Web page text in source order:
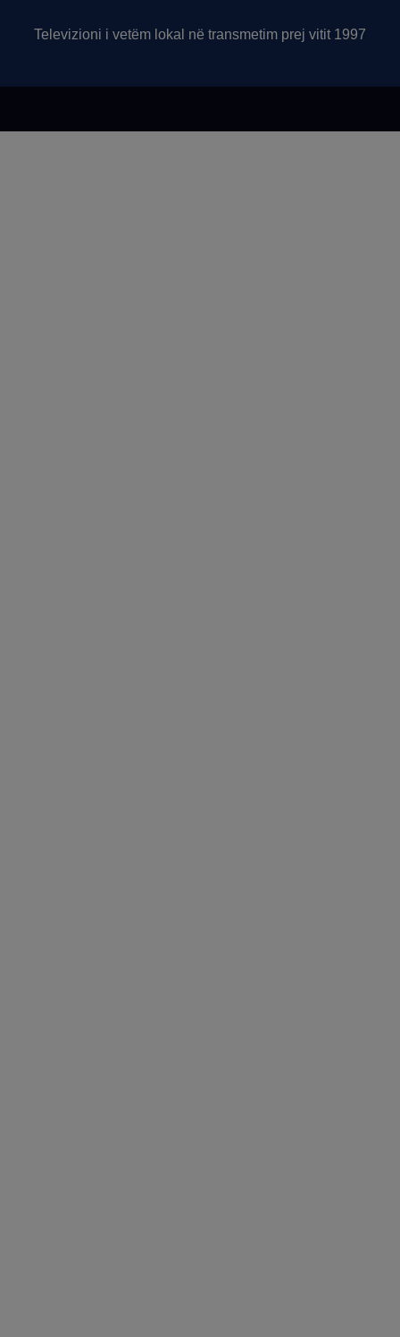
Televizioni i vetëm lokal në transmetim prej vitit 1997